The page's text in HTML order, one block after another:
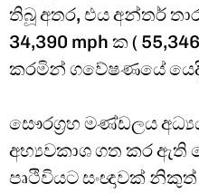
තිබූ අතර, එය අන්තර්
34,390 mph ක (
කරමින් ගවේෂණයේ
සෞරග්‍රහ මණ්ඩලය
අභ්‍යවකාශ ගත කර ඇති
පෘථිවියට සංඥාවක්